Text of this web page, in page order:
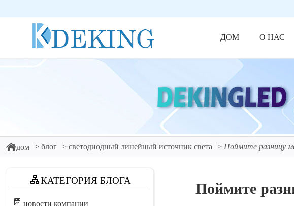
ДОМ О НАС
дом блог светодиодный линейный источник света Поймите разницу
КАТЕГОРИЯ БЛОГА
новости компании
Поймите